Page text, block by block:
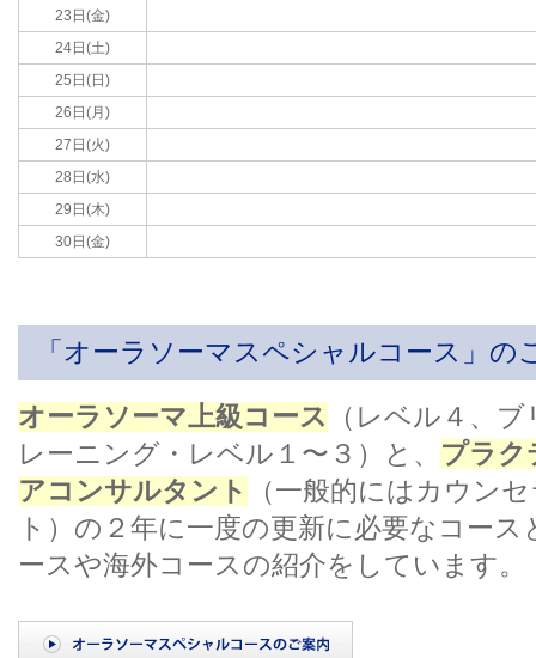
23日(金)
24日(土)
25日(日)
26日(月)
27日(火)
28日(水)
29日(木)
30日(金)
「オーラソーマスペシャルコース」の
オーラソーマ上級コース
（レベル４、
レーニング・レベル１〜３）と、 プラク
アコンサルタント
（一般的にはカウン
ト）の２年に一度の更新に必要なコー
ースや海外コースの紹介をしています。